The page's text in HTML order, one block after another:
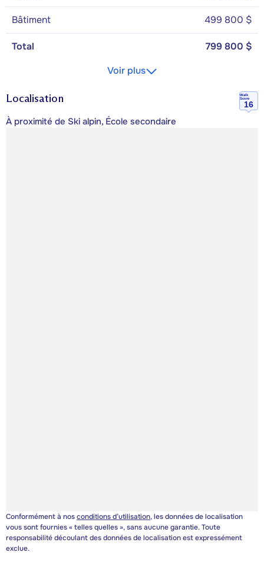
Bâtiment 499 800 $
Total
799 800 $
Voir plus
Localisation
Walk
Score
16
À proximité de Ski alpin, École secondaire
Conformément à nosconditions d’utilisation, les données de localisation
vous sont fournies « telles quelles », sans aucune garantie. Toute
responsabilité découlant des données de localisation est expressément
exclue.